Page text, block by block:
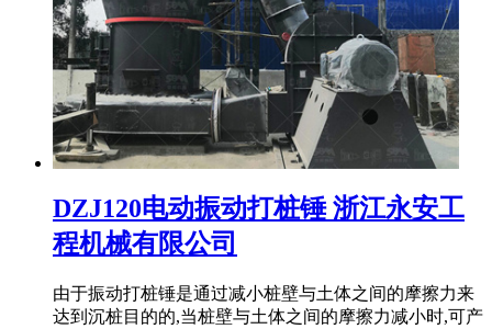
DZJ120电动振动打桩锤 浙江永安工
程机械有限公司
由于振动打桩锤是通过减小桩壁与土体之间的摩擦力来
达到沉桩目的的,当桩壁与土体之间的摩擦力减小时,可产